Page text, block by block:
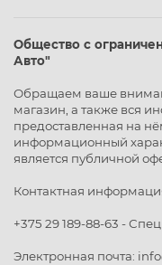
Общество с
Авто"
Обращаем ваше
магазин, а также вся
предоставленная на
информационный
является публичной
Контактная
+375 29 189-88-63 -
Электронная почта: